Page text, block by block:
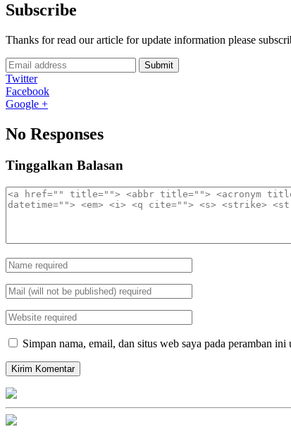
Subscribe
Thanks for read our article for update information please
Submit
Twitter
Facebook
Google +
No Responses
Tinggalkan Balasan
Simpan nama, email, dan situs web saya pada peramban